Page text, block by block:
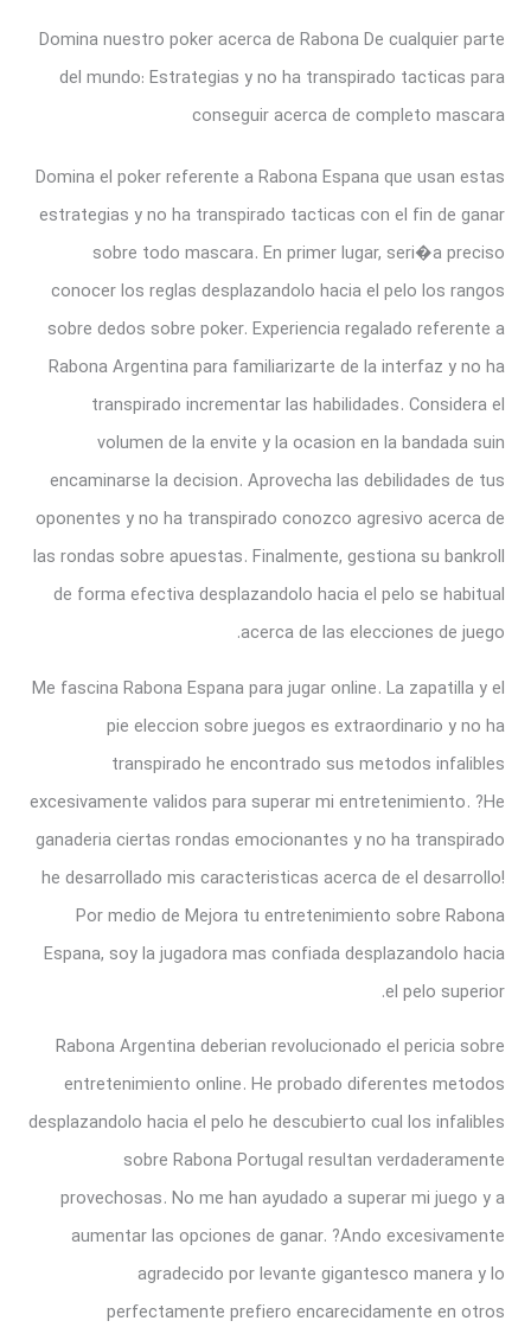
Domina nuestro poker acerca de Rabona De cualquier parte
del mundo: Estrategias y no ha transpirado tacticas para
conseguir acerca de completo mascara
Domina el poker referente a Rabona Espana que usan estas
estrategias y no ha transpirado tacticas con el fin de ganar
sobre todo mascara. En primer lugar, seri�a preciso
conocer los reglas desplazandolo hacia el pelo los rangos
sobre dedos sobre poker. Experiencia regalado referente a
Rabona Argentina para familiarizarte de la interfaz y no ha
transpirado incrementar las habilidades. Considera el
volumen de la envite y la ocasion en la bandada suin
encaminarse la decision. Aprovecha las debilidades de tus
oponentes y no ha transpirado conozco agresivo acerca de
las rondas sobre apuestas. Finalmente, gestiona su bankroll
de forma efectiva desplazandolo hacia el pelo se habitual
acerca de las elecciones de juego.
Me fascina Rabona Espana para jugar online. La zapatilla y el
pie eleccion sobre juegos es extraordinario y no ha
transpirado he encontrado sus metodos infalibles
excesivamente validos para superar mi entretenimiento. ?He
ganaderia ciertas rondas emocionantes y no ha transpirado
he desarrollado mis caracteristicas acerca de el desarrollo!
Por medio de Mejora tu entretenimiento sobre Rabona
Espana, soy la jugadora mas confiada desplazandolo hacia
el pelo superior.
Rabona Argentina deberian revolucionado el pericia sobre
entretenimiento online. He probado diferentes metodos
desplazandolo hacia el pelo he descubierto cual los infalibles
sobre Rabona Portugal resultan verdaderamente
provechosas. No me han ayudado a superar mi juego y a
aumentar las opciones de ganar. ?Ando excesivamente
agradecido por levante gigantesco manera y lo
perfectamente prefiero encarecidamente en otros